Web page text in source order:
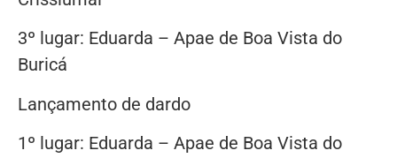
3º lugar: Eduarda – Apae de Boa Vista do
Buricá
Lançamento de dardo
1º lugar: Eduarda – Apae de Boa Vista do